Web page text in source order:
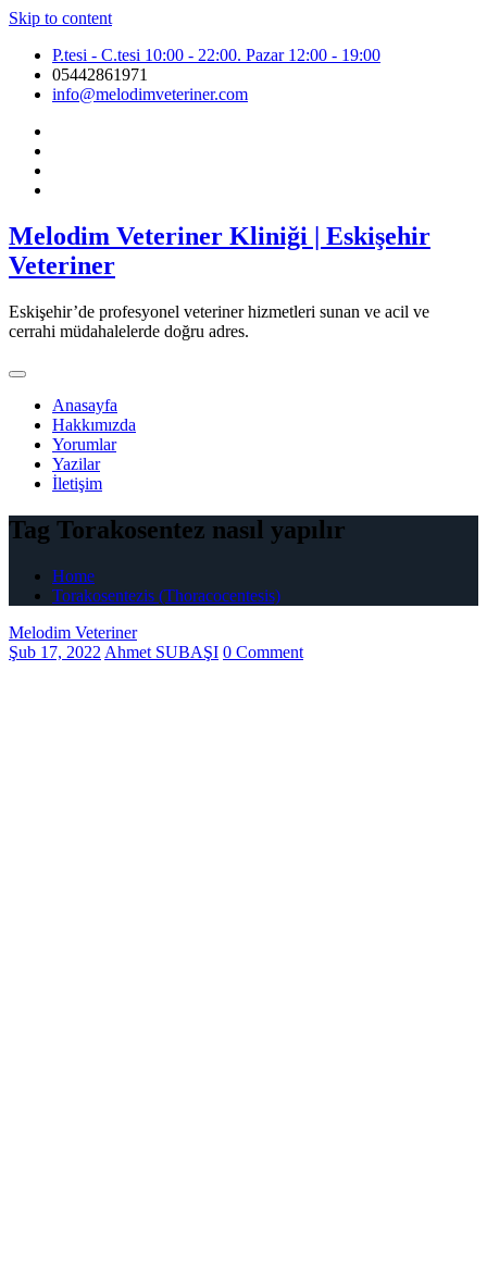
Skip to content
P.tesi - C.tesi 10:00 - 22:00. Pazar 12:00 - 19:00
05442861971
info@melodimveteriner.com
Melodim Veteriner Kliniği | Eskişehir
Veteriner
Eskişehir’de profesyonel veteriner hizmetleri sunan ve acil ve
cerrahi müdahalelerde doğru adres.
Anasayfa
Hakkımızda
Yorumlar
Yazilar
İletişim
Tag Torakosentez nasıl yapılır
Home
Torakosentezis (Thoracocentesis)
Melodim Veteriner
Şub 17, 2022 Ahmet SUBAŞI 0 Comment